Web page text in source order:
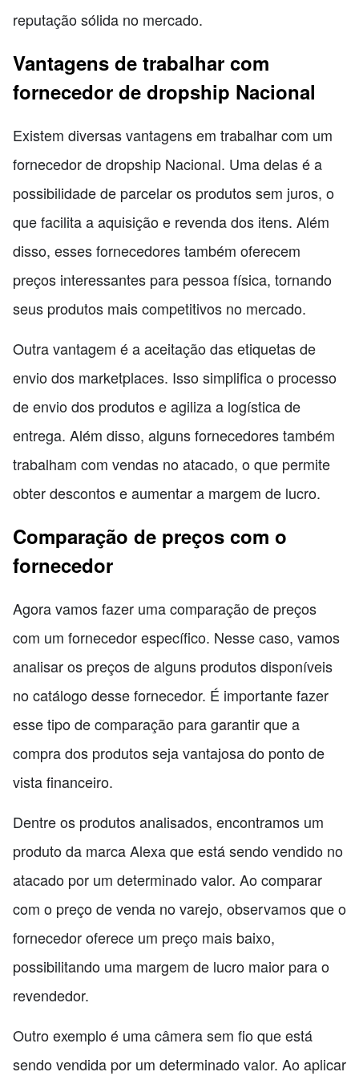
reputação sólida no mercado.
Vantagens de trabalhar com
fornecedor de dropship Nacional
Existem diversas vantagens em trabalhar com um
fornecedor de dropship Nacional. Uma delas é a
possibilidade de parcelar os produtos sem juros, o
que facilita a aquisição e revenda dos itens. Além
disso, esses fornecedores também oferecem
preços interessantes para pessoa física, tornando
seus produtos mais competitivos no mercado.
Outra vantagem é a aceitação das etiquetas de
envio dos marketplaces. Isso simplifica o processo
de envio dos produtos e agiliza a logística de
entrega. Além disso, alguns fornecedores também
trabalham com vendas no atacado, o que permite
obter descontos e aumentar a margem de lucro.
Comparação de preços com o
fornecedor
Agora vamos fazer uma comparação de preços
com um fornecedor específico. Nesse caso, vamos
analisar os preços de alguns produtos disponíveis
no catálogo desse fornecedor. É importante fazer
esse tipo de comparação para garantir que a
compra dos produtos seja vantajosa do ponto de
vista financeiro.
Dentre os produtos analisados, encontramos um
produto da marca Alexa que está sendo vendido no
atacado por um determinado valor. Ao comparar
com o preço de venda no varejo, observamos que o
fornecedor oferece um preço mais baixo,
possibilitando uma margem de lucro maior para o
revendedor.
Outro exemplo é uma câmera sem fio que está
sendo vendida por um determinado valor. Ao aplicar